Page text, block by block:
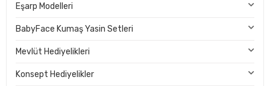
Eşarp Modelleri
BabyFace Kumaş Yasin Setleri
Mevlüt Hediyelikleri
Konsept Hediyelikler